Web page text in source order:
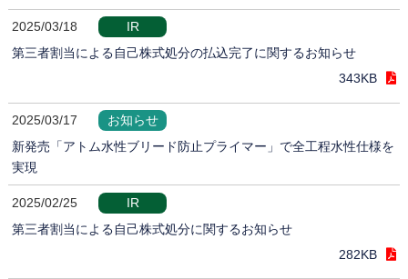
2025/03/18
IR
第三者割当による自己株式処分の払込完了に関するお知らせ
343KB
2025/03/17
お知らせ
新発売「アトム水性ブリード防止プライマー」で全工程水性仕様を
実現
2025/02/25
IR
第三者割当による自己株式処分に関するお知らせ
282KB